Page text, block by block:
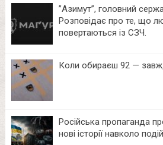
⁨”Азимут”, головний
Розповідає про те, що
повертаються із СЗЧ.
Коли обираєш 92 —
Російська пропаганда
нові історії навколо